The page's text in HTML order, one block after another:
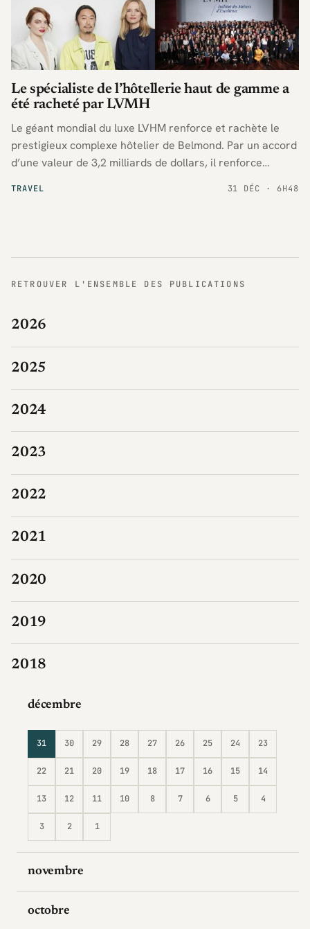
TRAVEL
Le spécialiste de l’hôtellerie haut de gamme a
été racheté par LVMH
Le géant mondial du luxe LVHM renforce et rachète le
prestigieux complexe hôtelier de Belmond. Par un accord
d’une valeur de 3,2 milliards de dollars, il renforce
encore sa présence dans le monde de l’hôtellerie de
31 DÉC · 6H48
RETROUVER L'ENSEMBLE DES PUBLICATIONS
2026
2025
2024
2023
2022
2021
2020
2019
2018
décembre
31 30 29 28 27 26 25 24 23
22 21 20 19 18 17 16 15 14
13 12 11 10 8 7 6 5 4
3 2 1
novembre
octobre